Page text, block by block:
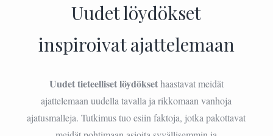
Uudet löydökset
inspiroivat ajattelemaan
Uudet tieteelliset löydöksethaastavat meidät
ajattelemaan uudella tavalla ja rikkomaan vanhoja
ajatusmalleja. Tutkimus tuo esiin faktoja, jotka pakottavat